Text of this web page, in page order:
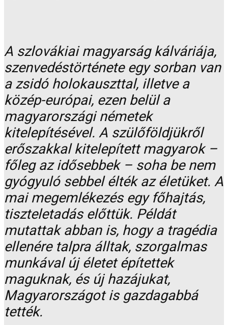
A szlovákiai magyarság kálváriája,
szenvedéstörténete egy sorban van
a zsidó holokauszttal, illetve a
közép-európai, ezen belül a
magyarországi németek
kitelepítésével. A szülőföldjükről
erőszakkal kitelepített magyarok –
főleg az idősebbek – soha be nem
gyógyuló sebbel élték az életüket. A
mai megemlékezés egy főhajtás,
tiszteletadás előttük. Példát
mutattak abban is, hogy a tragédia
ellenére talpra álltak, szorgalmas
munkával új életet építettek
maguknak, és új hazájukat,
Magyarországot is gazdagabbá
tették.